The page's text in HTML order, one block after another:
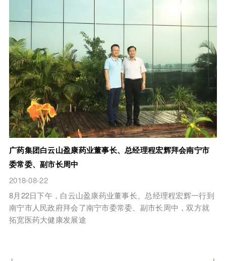
广药集团白云山盈康药业董事长、总经理程宏辉拜会南宁市
委常委、副市长周中
2018-08-22
8月22日下午，白云山盈康药业董事长、总经理程宏辉一行到
南宁市人民政府拜会了南宁市委常委、副市长周中，双方就
拓宽医药大健康发展途